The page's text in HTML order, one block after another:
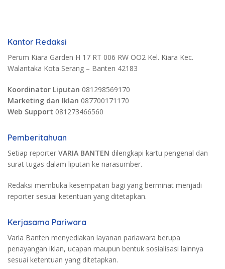
Kantor Redaksi
Perum Kiara Garden H 17 RT 006 RW OO2 Kel. Kiara Kec.
Walantaka Kota Serang – Banten 42183
Koordinator Liputan 081298569170
Marketing dan Iklan 087700171170
Web Support 081273466560
Pemberitahuan
Setiap reporter VARIA BANTEN dilengkapi kartu pengenal dan
surat tugas dalam liputan ke narasumber.
Redaksi membuka kesempatan bagi yang berminat menjadi
reporter sesuai ketentuan yang ditetapkan.
Kerjasama Pariwara
Varia Banten menyediakan layanan pariawara berupa
penayangan iklan, ucapan maupun bentuk sosialisasi lainnya
sesuai ketentuan yang ditetapkan.